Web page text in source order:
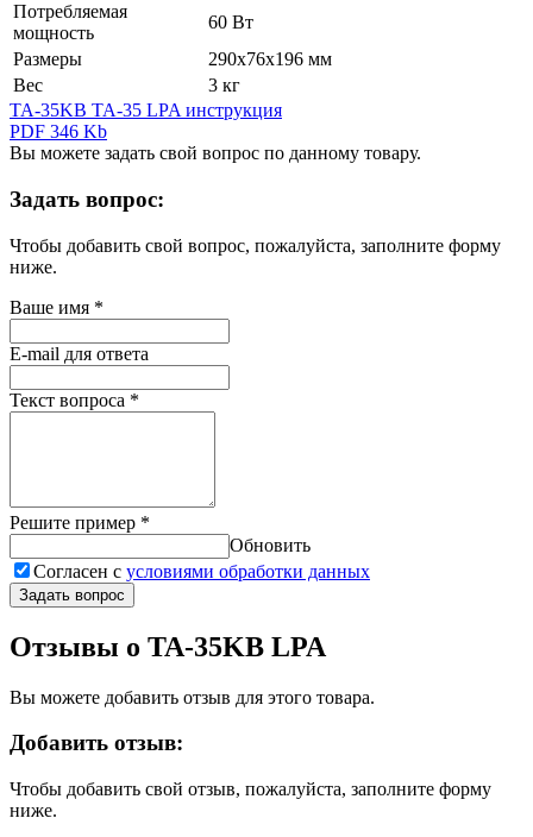
Потребляемая
мощность
60 Вт
Размеры
290х76х196 мм
Вес
3 кг
TA-35KB TA-35 LPA инструкция
PDF 346 Kb
Вы можете задать свой вопрос по данному товару.
Задать вопрос:
Чтобы добавить свой вопрос, пожалуйста, заполните форму
ниже.
Ваше имя *
E-mail для ответа
Текст вопроса *
Решите пример *
Обновить
Согласен с условиями обработки данных
Задать вопрос
Отзывы о TA-35KB LPA
Вы можете добавить отзыв для этого товара.
Добавить отзыв:
Чтобы добавить свой отзыв, пожалуйста, заполните форму
ниже.